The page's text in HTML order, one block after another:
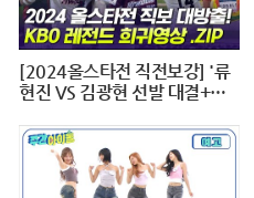
[2024올스타전 직전보강] '류
현진 VS 김광현 선발 대결+이